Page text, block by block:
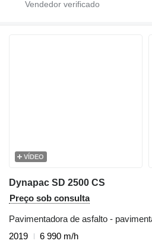
VÍDEO
Dynapac SD 2500 CS
Preço sob consulta
Pavimentadora de asfalto -
2019
6 990 m/h